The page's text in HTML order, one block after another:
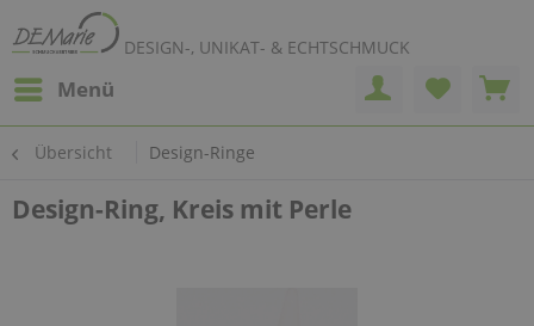
DESIGN-, UNIKAT- & ECHTSCHMUCK
Menü
Übersicht Design-Ringe
Design-Ring, Kreis mit Perle